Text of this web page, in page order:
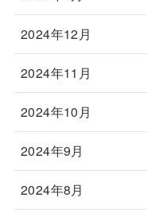
2024年12月
2024年11月
2024年10月
2024年9月
2024年8月